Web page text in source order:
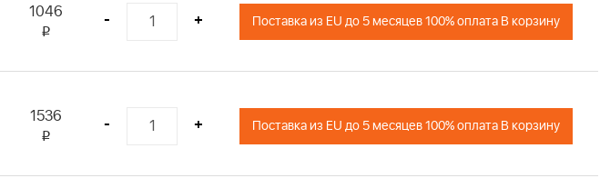
1046
i
- + Поставка из EU до 5 месяцев 100% оплата В корзину
1536
i
- + Поставка из EU до 5 месяцев 100% оплата В корзину